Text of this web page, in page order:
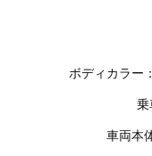
ボディカラー
乗
車両本